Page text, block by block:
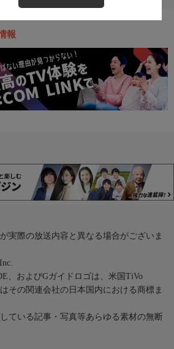
報
実際の放送内容と異なる場合がございま
、およびGガイドロゴは、米国TiVo
その関連会社の日本国内における商標ま
ている記事・写真等あらゆる素材の無断